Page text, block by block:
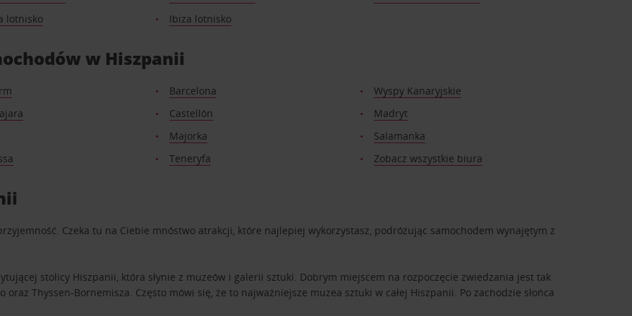
lotnisko
Ibiza lotnisko
w Hiszpanii
Barcelona
Wyspy Kanaryjskie
Castellón
Madryt
Majorka
Salamanka
Teneryfa Zobacz wszystkie biura
Czeka tu na Ciebie mnóstwo atrakcji, które najlepiej wykorzystasz, podróżując samochodem wynajętym z
stolicy Hiszpanii, która słynie z muzeów i galerii sztuki. Dobrym miejscem na rozpoczęcie zwiedzania jest tak
oraz Thyssen-Bornemisza. Często mówi się, że to najważniejsze muzea sztuki w całej Hiszpanii. Po zachodzie słońca